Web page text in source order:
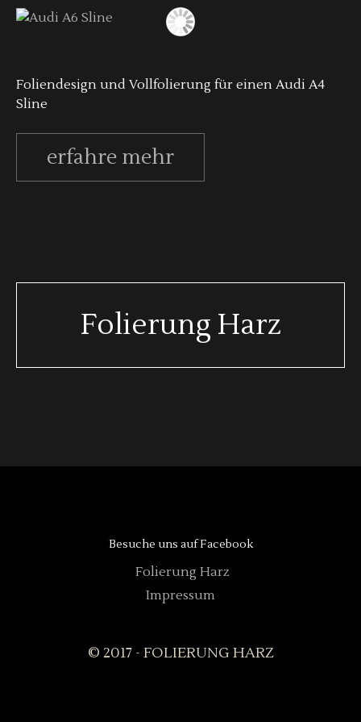
Foliendesign und Vollfolierung für einen Audi A4
Sline
erfahre mehr
Folierung Harz
Besuche uns auf Facebook
Folierung Harz
Impressum
© 2017 - FOLIERUNG HARZ